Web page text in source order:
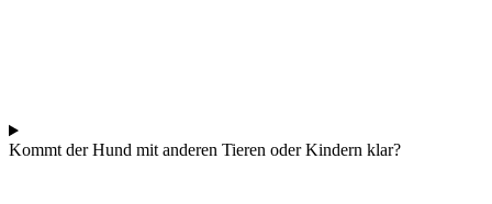
Kommt der Hund mit anderen Tieren oder Kindern klar?